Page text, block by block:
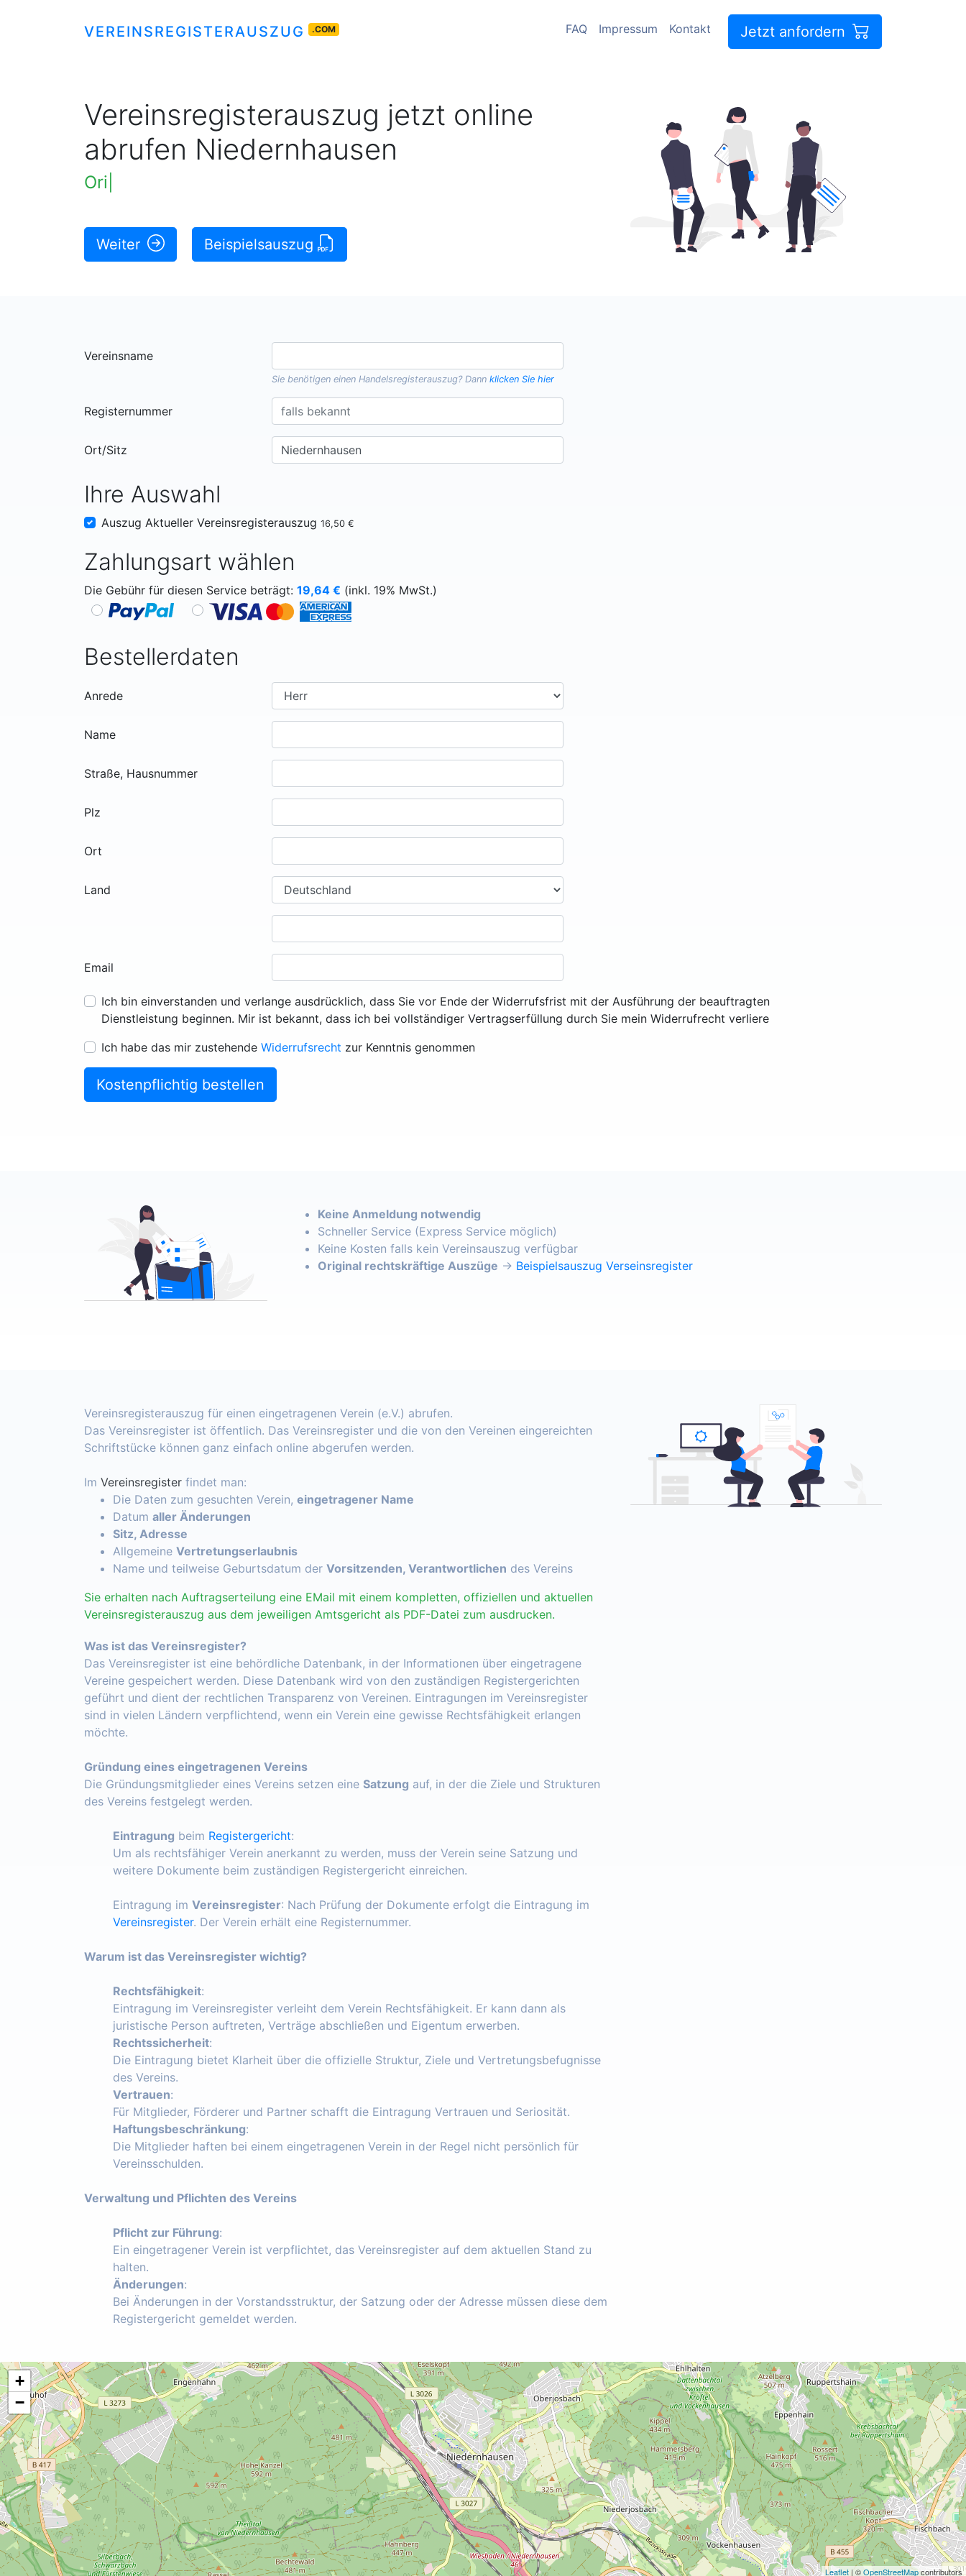
VEREINSREGISTERAUSZUG .COM FAQ Impressum Kontakt Jetzt anfordern
Vereinsregisterauszug jetzt online
abrufen Niedernhausen
Original rechtskräftige Au
Weiter Beispielsauszug
Vereinsname
Sie benötigen einenHandelsregisterauszug? Dannklicken Sie hier
Registernummer
Ort/Sitz
Ihre Auswahl
Auszug Aktueller Vereinsregisterauszug 16,50 €
Zahlungsart wählen
Die Gebühr für diesen Service beträgt: 19,64 € (inkl. 19% MwSt.)
Bestellerdaten
Anrede
Name
Straße, Hausnummer
Plz
Ort
Land
Email
Ich bin einverstanden und verlange ausdrücklich, dass Sie vor Ende der Widerrufsfrist mit der Ausführung der beauftragten
Dienstleistung beginnen. Mir ist bekannt, dass ich bei vollständiger Vertragserfüllung durch Sie mein Widerrufrecht verliere
Ich habe das mir zustehende Widerrufsrecht zur Kenntnis genommen
Kostenpflichtig bestellen
Keine Anmeldung notwendig
Schneller Service (Express Service möglich)
Keine Kosten falls kein Vereinsauszug verfügbar
Original rechtskräftige Auszüge → Beispielsauszug Verseinsregister
Vereinsregisterauszug für einen eingetragenen Verein (e.V.) abrufen.
Das Vereinsregister ist öffentlich. Das Vereinsregister und die von den Vereinen eingereichten
Schriftstücke können ganz einfach online abgerufen werden.
Im Vereinsregister findet man:
Die Daten zum gesuchten Verein, eingetragener Name
Datum aller Änderungen
Sitz, Adresse
Allgemeine Vertretungserlaubnis
Name und teilweise Geburtsdatum der Vorsitzenden, Verantwortlichen des Vereins
Sie erhalten nach Auftragserteilung eine EMail mit einem kompletten, offiziellen und aktuellen
Vereinsregisterauszug aus dem jeweiligen Amtsgericht als PDF-Datei zum ausdrucken.
Was ist das Vereinsregister?
Das Vereinsregister ist eine behördliche Datenbank, in der Informationen über eingetragene
Vereine gespeichert werden. Diese Datenbank wird von den zuständigen Registergerichten
geführt und dient der rechtlichen Transparenz von Vereinen. Eintragungen im Vereinsregister
sind in vielen Ländern verpflichtend, wenn ein Verein eine gewisse Rechtsfähigkeit erlangen
möchte.
Gründung eines eingetragenen Vereins
Die Gründungsmitglieder eines Vereins setzen eine Satzung auf, in der die Ziele und Strukturen
des Vereins festgelegt werden.
Eintragung beim Registergericht:
Um als rechtsfähiger Verein anerkannt zu werden, muss der Verein seine Satzung und
weitere Dokumente beim zuständigen Registergericht einreichen.
Eintragung im Vereinsregister: Nach Prüfung der Dokumente erfolgt die Eintragung im
Vereinsregister. Der Verein erhält eine Registernummer.
Warum ist das Vereinsregister wichtig?
Rechtsfähigkeit:
Eintragung im Vereinsregister verleiht dem Verein Rechtsfähigkeit. Er kann dann als
juristische Person auftreten, Verträge abschließen und Eigentum erwerben.
Rechtssicherheit:
Die Eintragung bietet Klarheit über die offizielle Struktur, Ziele und Vertretungsbefugnisse
des Vereins.
Vertrauen:
Für Mitglieder, Förderer und Partner schafft die Eintragung Vertrauen und Seriosität.
Haftungsbeschränkung:
Die Mitglieder haften bei einem eingetragenen Verein in der Regel nicht persönlich für
Vereinsschulden.
Verwaltung und Pflichten des Vereins
Pflicht zur Führung:
Ein eingetragener Verein ist verpflichtet, das Vereinsregister auf dem aktuellen Stand zu
halten.
Änderungen:
Bei Änderungen in der Vorstandsstruktur, der Satzung oder der Adresse müssen diese dem
Registergericht gemeldet werden.
+
−
Leaflet | ©OpenStreetMapcontributors